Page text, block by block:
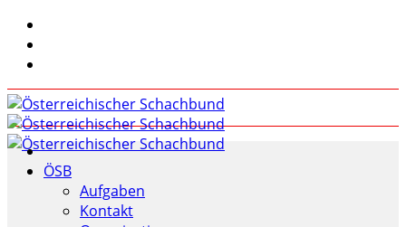
ÖSB
Aufgaben
Kontakt